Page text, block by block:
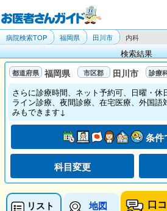
病院検索TOP 福岡県 田川市 内科
検索結果
福岡県 田川市
さらに診療時間、ネット予約可、日曜・休
ライン診療、夜間診療、在宅医療、外国語
みもできます↓
条件
科目変更
リスト
地図
口